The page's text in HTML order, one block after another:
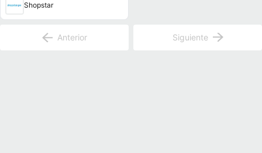
Shopstar
Anterior Siguiente